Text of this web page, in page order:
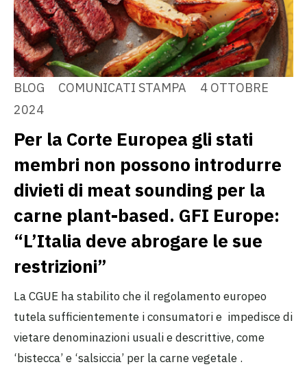
BLOG COMUNICATI STAMPA
4 OTTOBRE
2024
Per la Corte Europea gli stati
membri non possono introdurre
divieti di meat sounding per la
carne plant-based. GFI Europe:
“L’Italia deve abrogare le sue
restrizioni”
La CGUE ha stabilito che il regolamento europeo
tutela sufficientemente i consumatori e impedisce di
vietare denominazioni usuali e descrittive, come
‘bistecca’ e ‘salsiccia’ per la carne vegetale .